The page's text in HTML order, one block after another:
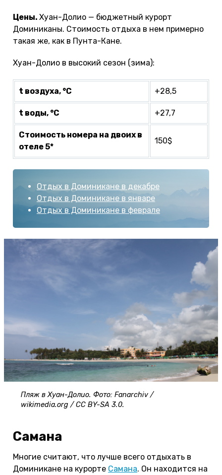
Цены. Хуан-Долио — бюджетный курорт
Доминиканы. Стоимость отдыха в нем примерно
такая же, как в Пунта-Кане.
Хуан-Долио в высокий сезон (зима):
t воздуха, °С +28,5
t воды, °С +27,7
Стоимость номера на двоих в
отеле 5*
150$
Отдых в Доминикане в декабре
Отдых в Доминикане в январе
Отдых в Доминикане в феврале
Пляж в Хуан-Долио. Фото: Fanarchiv /
wikimedia.org / CC BY-SA 3.0.
Самана
Многие считают, что лучше всего отдыхать в
Доминикане на курорте Самана. Он находится на